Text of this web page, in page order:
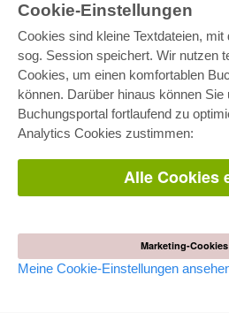
Cookie-Einstellungen
Cookies sind kleine Textdateien,
sog. Session speichert. Wir nutzen
Cookies, um einen komfortablen
können. Darüber hinaus können Sie
Buchungsportal fortlaufend zu
Analytics Cookies zustimmen:
Alle Cookies
Marketing-
Meine Cookie-Einstellungen
E-COLLECTION
Gesamtpaket
Fachbereichspakete
Bereitstellung von E-Books
Häufig gestellte Fragen (FAQ)
AGB